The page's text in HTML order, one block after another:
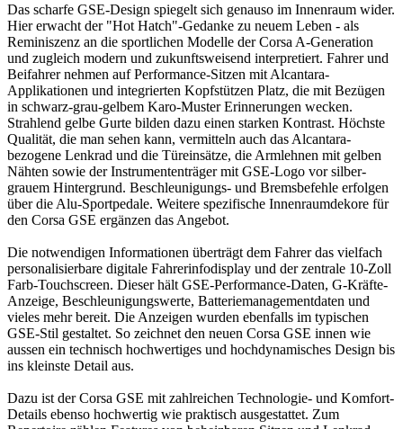
Das scharfe GSE-Design spiegelt sich genauso im Innenraum wider.
Hier erwacht der "Hot Hatch"-Gedanke zu neuem Leben - als
Reminiszenz an die sportlichen Modelle der Corsa A-Generation
und zugleich modern und zukunftsweisend interpretiert. Fahrer und
Beifahrer nehmen auf Performance-Sitzen mit Alcantara-
Applikationen und integrierten Kopfstützen Platz, die mit Bezügen
in schwarz-grau-gelbem Karo-Muster Erinnerungen wecken.
Strahlend gelbe Gurte bilden dazu einen starken Kontrast. Höchste
Qualität, die man sehen kann, vermitteln auch das Alcantara-
bezogene Lenkrad und die Türeinsätze, die Armlehnen mit gelben
Nähten sowie der Instrumententräger mit GSE-Logo vor silber-
grauem Hintergrund. Beschleunigungs- und Bremsbefehle erfolgen
über die Alu-Sportpedale. Weitere spezifische Innenraumdekore für
den Corsa GSE ergänzen das Angebot.
Die notwendigen Informationen überträgt dem Fahrer das vielfach
personalisierbare digitale Fahrerinfodisplay und der zentrale 10-Zoll
Farb-Touchscreen. Dieser hält GSE-Performance-Daten, G-Kräfte-
Anzeige, Beschleunigungswerte, Batteriemanagementdaten und
vieles mehr bereit. Die Anzeigen wurden ebenfalls im typischen
GSE-Stil gestaltet. So zeichnet den neuen Corsa GSE innen wie
aussen ein technisch hochwertiges und hochdynamisches Design bis
ins kleinste Detail aus.
Dazu ist der Corsa GSE mit zahlreichen Technologie- und Komfort-
Details ebenso hochwertig wie praktisch ausgestattet. Zum